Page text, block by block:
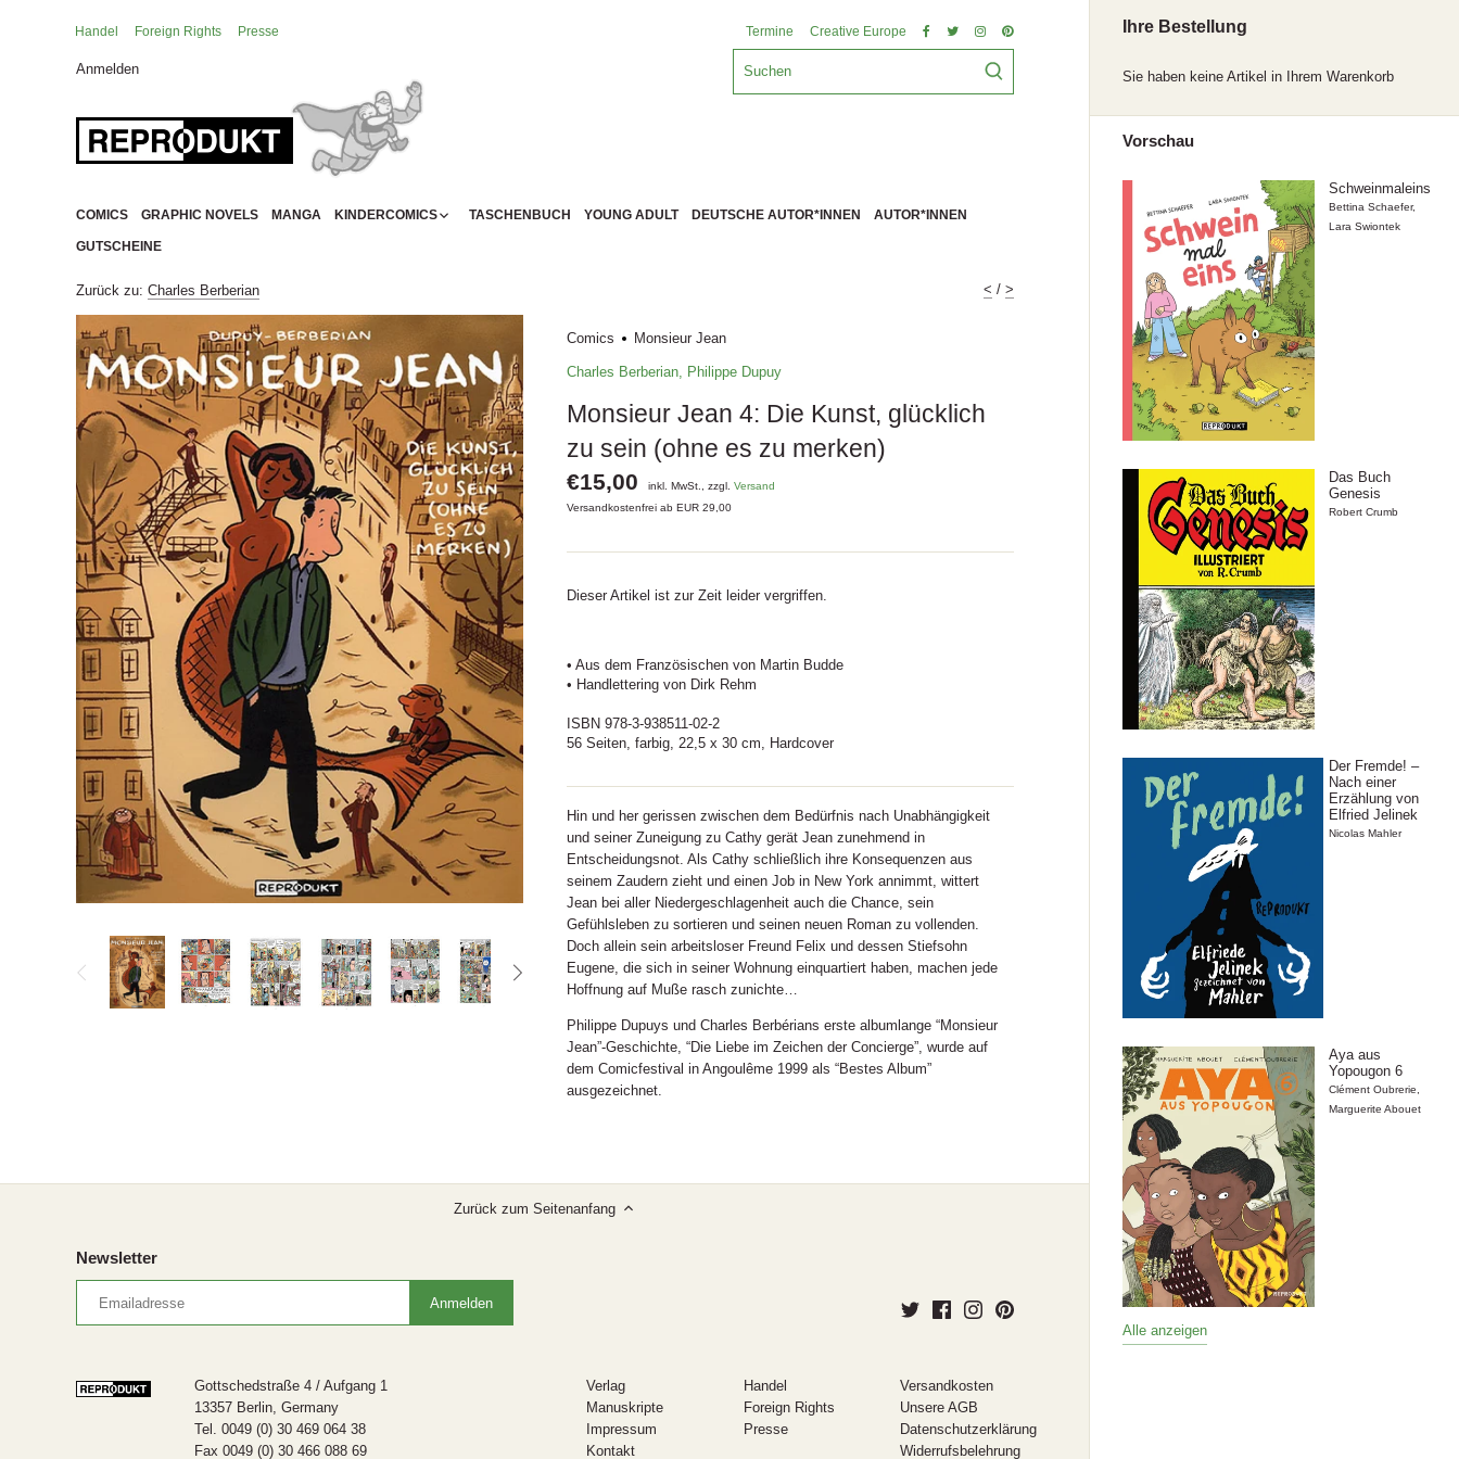
Ihre Bestellung
Sie haben keine Artikel in Ihrem Warenkorb
Vorschau
Schweinmaleins
Bettina Schaefer,
Lara Swiontek
Das Buch
Genesis
Robert Crumb
Der Fremde! –
Nach einer
Erzählung von
Elfried Jelinek
Nicolas Mahler
Aya aus
Yopougon 6
Clément Oubrerie,
Marguerite Abouet
Alle anzeigen
Handel Foreign Rights Presse Termine Creative Europe
Anmelden
COMICS GRAPHIC NOVELS MANGA KINDERCOMICS TASCHENBUCH YOUNG ADULT DEUTSCHE AUTOR*INNEN AUTOR*INNEN
GUTSCHEINE
Zurück zu: Charles Berberian < / >
Comics Monsieur Jean
Charles Berberian Philippe Dupuy
Monsieur Jean 4: Die Kunst, glücklich
zu sein (ohne es zu merken)
€15,00 inkl. MwSt., zzgl. Versand
Versandkostenfrei ab EUR 29,00
Dieser Artikel ist zur Zeit leider vergriffen.
• Aus dem Französischen von Martin Budde
• Handlettering von Dirk Rehm
ISBN 978-3-938511-02-2
56 Seiten, farbig, 22,5 x 30 cm, Hardcover
Hin und her gerissen zwischen dem Bedürfnis nach Unabhängigkeit
und seiner Zuneigung zu Cathy gerät Jean zunehmend in
Entscheidungsnot. Als Cathy schließlich ihre Konsequenzen aus
seinem Zaudern zieht und einen Job in New York annimmt, wittert
Jean bei aller Niedergeschlagenheit auch die Chance, sein
Gefühlsleben zu sortieren und seinen neuen Roman zu vollenden.
Doch allein sein arbeitsloser Freund Felix und dessen Stiefsohn
Eugene, die sich in seiner Wohnung einquartiert haben, machen jede
Hoffnung auf Muße rasch zunichte…
Philippe Dupuys und Charles Berbérians erste albumlange “Monsieur
Jean”-Geschichte, “Die Liebe im Zeichen der Concierge”, wurde auf
dem Comicfestival in Angoulême 1999 als “Bestes Album”
ausgezeichnet.
Zurück zum Seitenanfang
Newsletter
Gottschedstraße 4 / Aufgang 1
13357 Berlin, Germany
Tel. 0049 (0) 30 469 064 38
Fax 0049 (0) 30 466 088 69
Verlag
Manuskripte
Impressum
Kontakt
Handel
Foreign Rights
Presse
Versandkosten
Unsere AGB
Datenschutzerklärung
Widerrufsbelehrung
Zurück
Lesealter: 6+
Lesealter: 10+